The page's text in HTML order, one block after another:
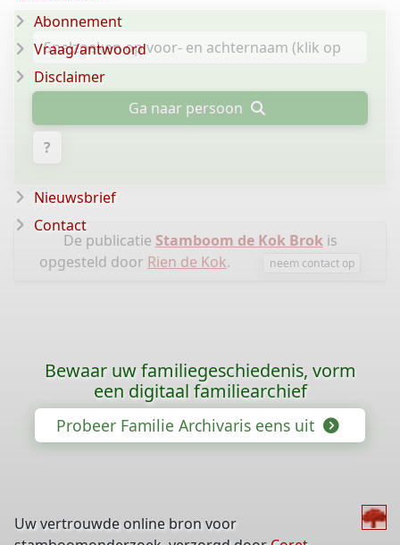
Ga naar persoon
?
De publicatie Stamboom de Kok Brokis
opgesteld door Rien de Kok. neem contact op
Abonnement
Vraag/antwoord
Disclaimer
Nieuwsbrief
Contact
Bewaar uw familiegeschiedenis, vorm
een digitaal familiearchief
Probeer Familie Archivaris eens uit
Uw vertrouwde online bron voor